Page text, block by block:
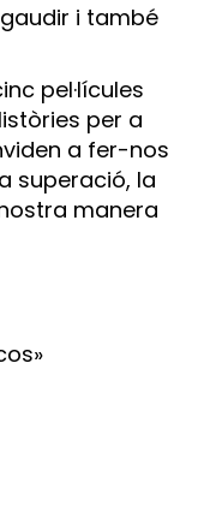
i també
pel·lícules
per a
a fer-nos
superació, la
manera